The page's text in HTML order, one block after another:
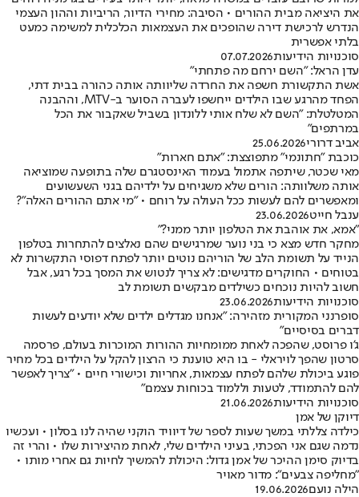
את היציאה מבית ההורים • הסיבה: מחירי הדיור, הריביות וההון העצמי
הנדרש לרכישת דירה שהופכים את העצמאות הכלכלית למשימה כמעט
בלתי אפשרית
סוכנויות הידיעות07.07.2026
עדן הראל: "השם ירחם מה פתחתי"
אשת התקשורת חשפה את החרדה שליוותה אותה כהורה בבית דתי,
הפחד מהרגע שבו הילדים ייחשפו לעברה הסוער ב-MTV, וההבנה
המטלטלת: "השם לא שלח אותי ללונדון בשביל שאקבור את הכל
במרתפים"
אביב דרורי25.06.2026
כוכבת "חתונמי" מתפוצצת: "אתם חארות"
מאי שכטר, שיתפה אתמול בעמוד האינסטגרם שלה בתופעה שמוציאה
אותה משלוותה: הורים שלא משגיחים על ילדיהם בגני השעשועים
ומאפשרים להם לעשות ככל העולה על רוחם • "מי אתם ההורים האלה"?
ענבל חייט23.06.2026
"אמא, את אוהבת את הטלפון יותר ממני?"
מחקר חדש מצא כי בני נוער שמרגישים שהם נאלצים להתחרות בטלפון
הנייד על תשומת הלב של הוריהם נוטים יותר לפתח דפוסי התקשרות לא
בטוחים • החוקרים מדגישים: לא צריך לנטוש את המסך בכל רגע, אבל
חשוב להיות נוכחים כשילדים מבקשים תשומת לב
סוכנויות הידיעות23.06.2026
סופרנני המקורית מזהירה: "אנחנו מגדלים ילדים שלא יודעים לעשות
דברים בסיסיים"
ג'ו פרוסט, שהפכה לאחת ממומחיות ההורות המוכרות בעולם, פרסמה
סרטון שהפך לויראלי - בו היא טוענת כי הרצון להקל על הילדים בכל מחיר
פוגע ביכולת שלהם לפתח עצמאות, אחריות וכישורי חיים • "צריך לאפשר
להם להתמודד, לטעות וללמוד בכוחות עצמם"
סוכנויות הידיעות21.06.2026
דיוקן של אמן
כילדה צללתי במשך שעות לספר של דיוויד הוקני שהיה לנו בסלון • ועכשיו
נדמה שגם אני הפכתי, בעיני הילדים שלי, לאחת מהיצירות שלו • והרי זה
בדיוק סימן ההיכר של אמן גדול: היכולת להמשיך לחיות גם אחרי מותו •
"מחליפה צבעים": מדור מאויר
הילה נועם19.06.2026